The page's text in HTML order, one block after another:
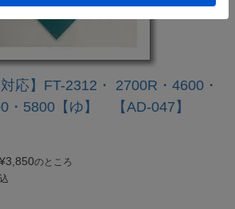
応】FT-2312・ 2700R・4600・
・5800【ゆ】 【AD-047】
¥3,850のところ